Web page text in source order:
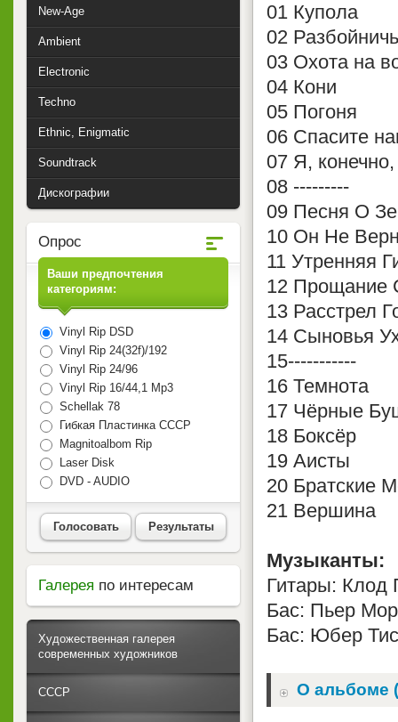
01 Купола
02
03 Охота на
04 Кони
05 Погоня
06 Спасите
07 Я,
08 ---------
09 Песня О
10 Он Не
11 Утренняя
12 Прощание
13 Расстрел
14 Сыновья
15-----------
16 Темнота
17 Чёрные
18 Боксёр
19 Аисты
20 Братские
21 Вершина
Музыканты:
Гитары: Клод
Бас: Пьер
Бас: Юбер
О альбоме
New-Age
Ambient
Electronic
Techno
Ethnic, Enigmatic
Soundtrack
Дискографии
Опрос
Ваши предпочтения
категориям:
Vinyl Rip DSD
Vinyl Rip 24(32f)/192
Vinyl Rip 24/96
Vinyl Rip 16/44,1 Mp3
Schellak 78
Гибкая Пластинка СССР
Magnitoalbom Rip
Laser Disk
DVD - AUDIO
Голосовать Результаты
Галерея по интересам
Художественная галерея
современных художников
СССР